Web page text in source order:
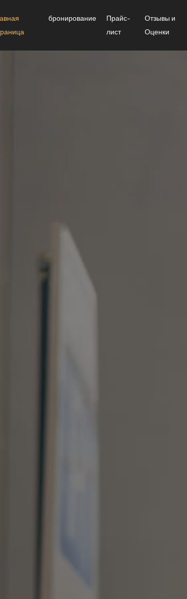
бронирование
Прайс-
лист
Отзывы и
Оценки